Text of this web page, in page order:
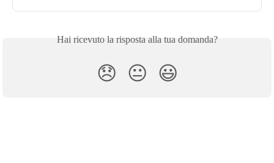
Hai ricevuto la risposta alla tua domanda?
😞 😐 😃